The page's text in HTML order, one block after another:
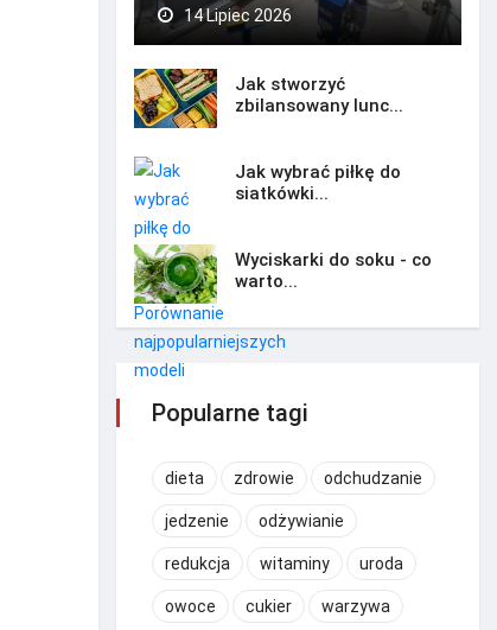
14 Lipiec 2026
Jak stworzyć
zbilansowany lunc...
Jak wybrać piłkę do
siatkówki...
Wyciskarki do soku - co
warto...
Popularne tagi
dieta zdrowie odchudzanie
jedzenie odżywianie
redukcja witaminy uroda
owoce cukier warzywa